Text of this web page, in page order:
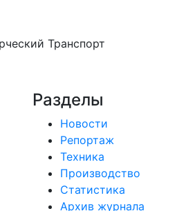
Транспорт
Разделы
Новости
Репортаж
Техника
Производство
Статистика
Архив журнала